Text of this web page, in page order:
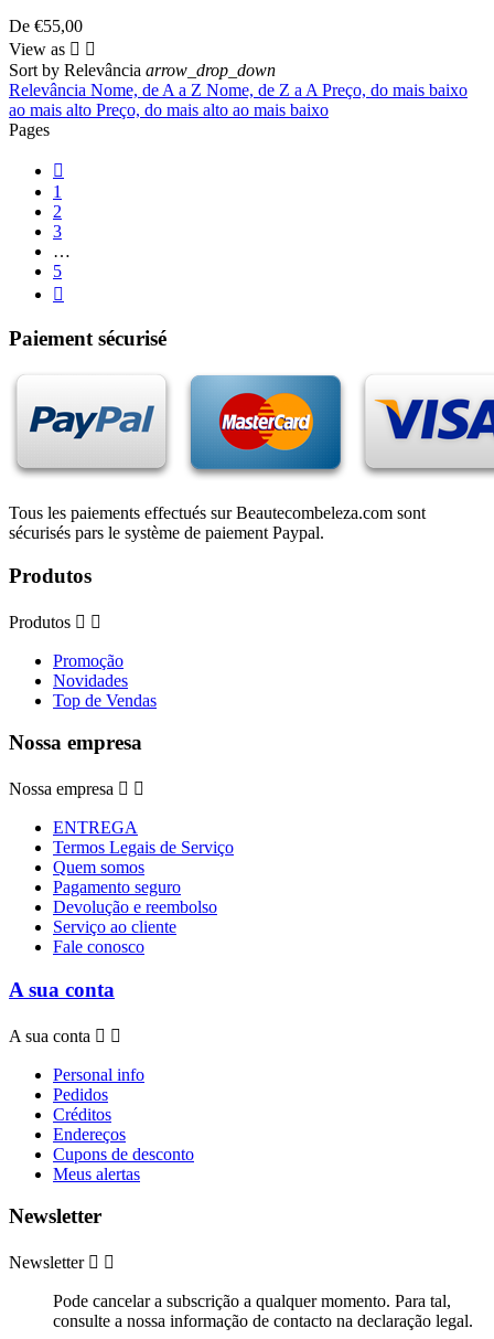
De €55,00
View as  
Sort by Relevância arrow_drop_down
Relevância Nome, de A a Z Nome, de Z a A Preço, do mais baixo
ao mais alto Preço, do mais alto ao mais baixo
Pages

1
2
3
…
5

Paiement sécurisé
Tous les paiements effectués sur Beautecombeleza.com sont
sécurisés pars le système de paiement Paypal.
Produtos
Produtos  
Promoção
Novidades
Top de Vendas
Nossa empresa
Nossa empresa  
ENTREGA
Termos Legais de Serviço
Quem somos
Pagamento seguro
Devolução e reembolso
Serviço ao cliente
Fale conosco
A sua conta
A sua conta  
Personal info
Pedidos
Créditos
Endereços
Cupons de desconto
Meus alertas
Newsletter
Newsletter  
Pode cancelar a subscrição a qualquer momento. Para tal,
consulte a nossa informação de contacto na declaração legal.